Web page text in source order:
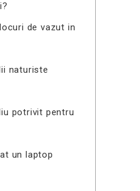
de vazut in
naturiste
potrivit pentru
un laptop